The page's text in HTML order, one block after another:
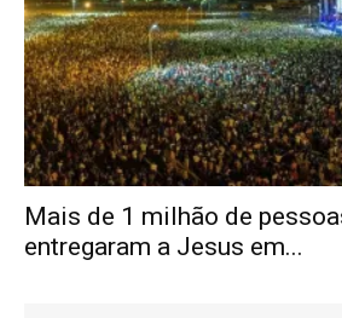
Mais de 1 milhão de
entregaram a Jesus em...